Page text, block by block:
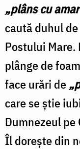
„plâns cu
caută duhul
Postului Mare.
plânge de
face urări de
care se ştie
Dumnezeul pe
Îl doreşte din